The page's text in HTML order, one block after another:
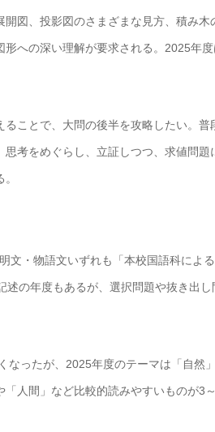
図、投影図のさまざまな見方、積み木
への深い理解が要求される。2025年
ことで、大問の後半を攻略したい。普
考をめぐらし、立証しつつ、求値問題
文・物語文いずれも「本校国語科によ
の年度もあるが、選択問題や抜き出
ったが、2025年度のテーマは「自然
人間」など比較的読みやすいものが3